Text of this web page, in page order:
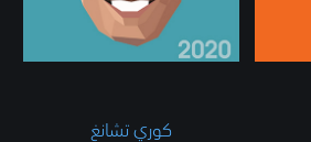
كوري تشانغ